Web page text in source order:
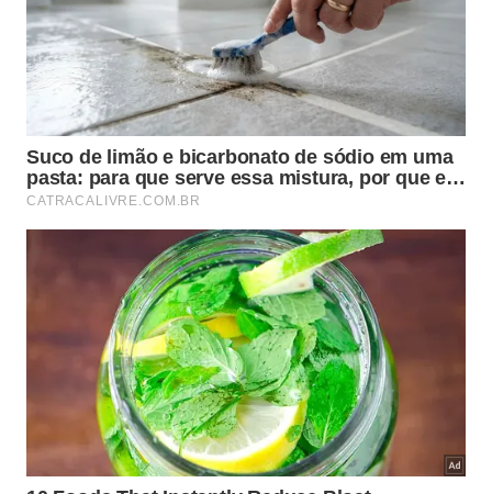
Reconstruir digitalmentea aparência original do
farol.
Identificar as técnicas de engenhariautilizadas
na construção.
Compreender melhor a arquitetura da
ptolomaica.
Preservar um dos maiores patrimônios históricos
do Mediterrâneo.
Como a descoberta pode mudar o
entendimento sobre a engenharia
antiga?
Os blocos recuperados impressionam pelo tamanho,
pesando entre70 e 80 toneladas. O estudo dessas